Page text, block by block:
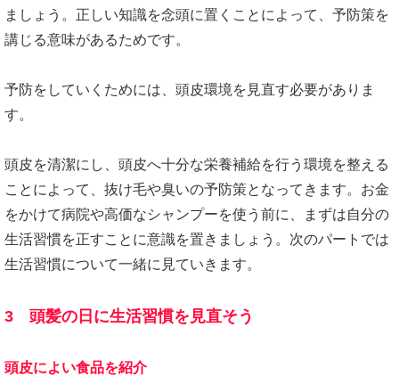
ましょう。正しい知識を念頭に置くことによって、予防策を
講じる意味があるためです。
予防をしていくためには、頭皮環境を見直す必要がありま
す。
頭皮を清潔にし、頭皮へ十分な栄養補給を行う環境を整える
ことによって、抜け毛や臭いの予防策となってきます。お金
をかけて病院や高価なシャンプーを使う前に、まずは自分の
生活習慣を正すことに意識を置きましょう。次のパートでは
生活習慣について一緒に見ていきます。
3 頭髪の日に生活習慣を見直そう
頭皮によい食品を紹介